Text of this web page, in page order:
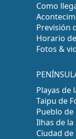
Como
Previsión
Horario
Fotos &
Playas de
Taipu de
Pueblo
Ilhas de la
Ciudad